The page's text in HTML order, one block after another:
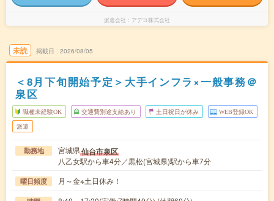
派遣会社 アデコ株式会社
未読 掲載日 2026/08/05
＜8月下旬開始予定＞大手インフラ×一般事務＠
泉区
職種未経験OK 交通費別途支給あり 土日祝日が休み WEB登録OK
派遣
勤務地 宮城県仙台市泉区
八乙女駅から車4分／黒松(宮城県)駅から車7分
曜日頻度 月～金※土日休み！